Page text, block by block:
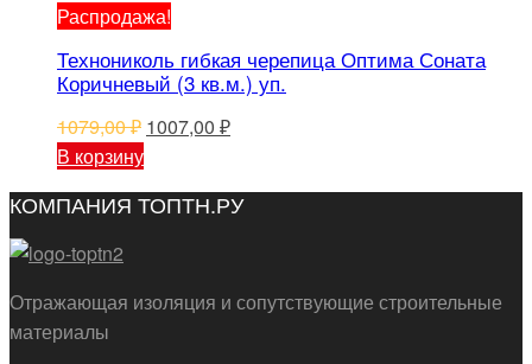
Распродажа!
Технониколь гибкая черепица Оптима Соната
Коричневый (3 кв.м.) уп.
1079,00₽ Первоначальная
1079,00 ₽.
1007,00 ₽Текущая
В корзину
КОМПАНИЯ ТОПТН.РУ
Отражающая изоляция и сопутствующие строительные
материалы